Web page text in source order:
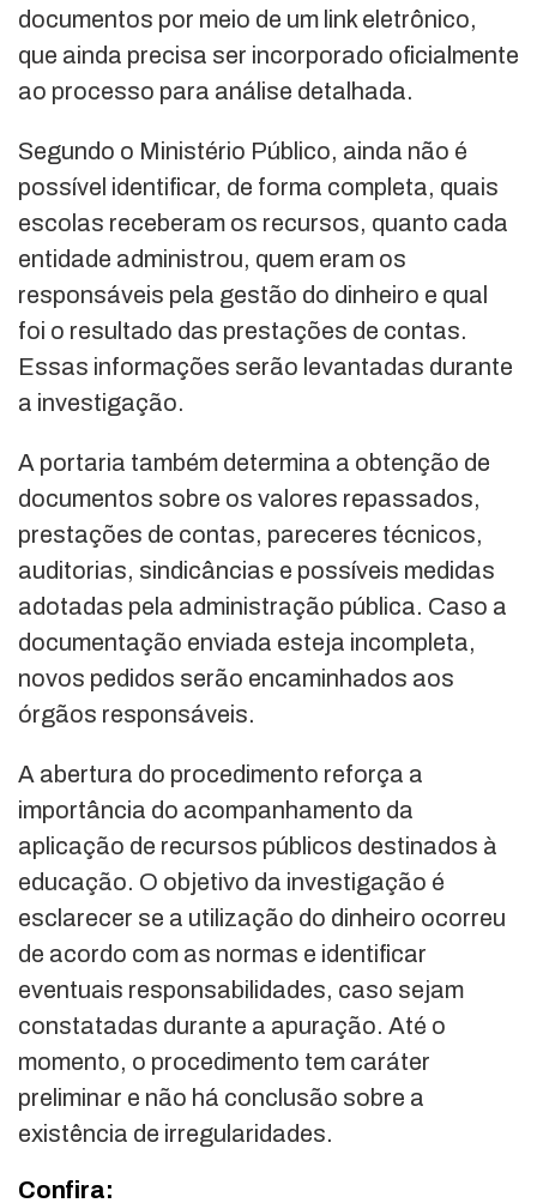
documentos por meio de um link eletrônico,
que ainda precisa ser incorporado oficialmente
ao processo para análise detalhada.
Segundo o Ministério Público, ainda não é
possível identificar, de forma completa, quais
escolas receberam os recursos, quanto cada
entidade administrou, quem eram os
responsáveis pela gestão do dinheiro e qual
foi o resultado das prestações de contas.
Essas informações serão levantadas durante
a investigação.
A portaria também determina a obtenção de
documentos sobre os valores repassados,
prestações de contas, pareceres técnicos,
auditorias, sindicâncias e possíveis medidas
adotadas pela administração pública. Caso a
documentação enviada esteja incompleta,
novos pedidos serão encaminhados aos
órgãos responsáveis.
A abertura do procedimento reforça a
importância do acompanhamento da
aplicação de recursos públicos destinados à
educação. O objetivo da investigação é
esclarecer se a utilização do dinheiro ocorreu
de acordo com as normas e identificar
eventuais responsabilidades, caso sejam
constatadas durante a apuração. Até o
momento, o procedimento tem caráter
preliminar e não há conclusão sobre a
existência de irregularidades.
Confira: